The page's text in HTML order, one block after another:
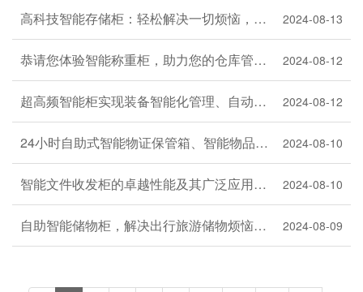
高科技智能存储柜：轻松解决一切烦恼，让生活更加美好 2024-08-13
恭请您体验智能称重柜，助力您的仓库管理迈向智能化之路！ 2024-08-12
超高频智能柜实现装备智能化管理、自动盘点及高安全性 2024-08-12
24小时自助式智能物证保管箱、智能物品临时存储柜以及公检法智能办公柜 2024-08-10
智能文件收发柜的卓越性能及其广泛应用场景 2024-08-10
自助智能储物柜，解决出行旅游储物烦恼神器 2024-08-09